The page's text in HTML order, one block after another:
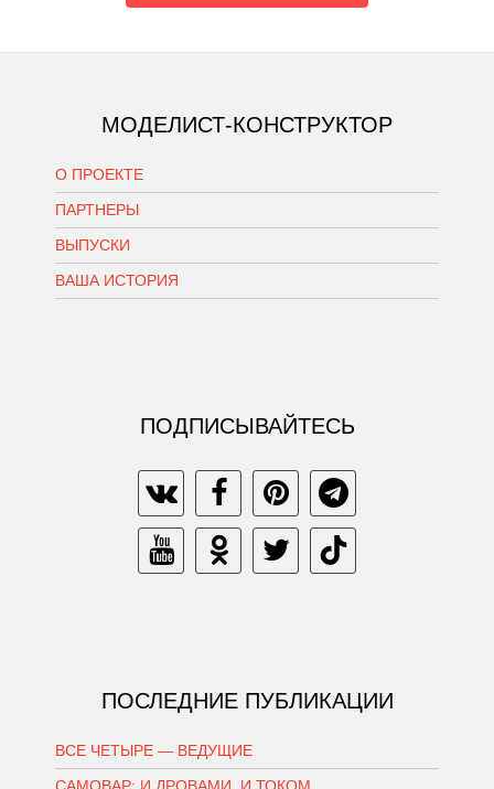
МОДЕЛИСТ-КОНСТРУКТОР
О ПРОЕКТЕ
ПАРТНЕРЫ
ВЫПУСКИ
ВАША ИСТОРИЯ
ПОДПИСЫВАЙТЕСЬ
ПОСЛЕДНИЕ ПУБЛИКАЦИИ
ВСЕ ЧЕТЫРЕ — ВЕДУЩИЕ